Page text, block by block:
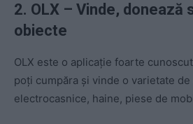
2. OLX – Vinde, donează
obiecte
OLX este o aplicație foarte
poți cumpăra și vinde o varietate
electrocasnice, haine, piese de